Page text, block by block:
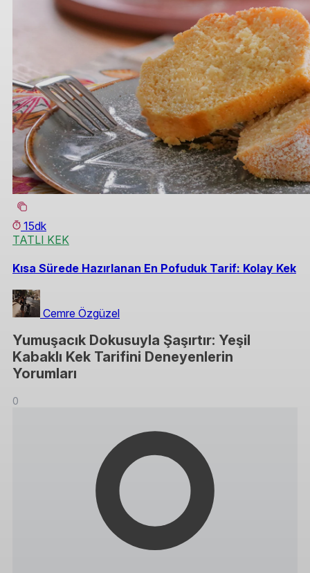
15dk
TATLI KEK
Kısa Sürede Hazırlanan En Pofuduk Tarif: Kolay Kek
Cemre Özgüzel
Yumuşacık Dokusuyla Şaşırtır: Yeşil
Kabaklı Kek Tarifini Deneyenlerin
Yorumları
0